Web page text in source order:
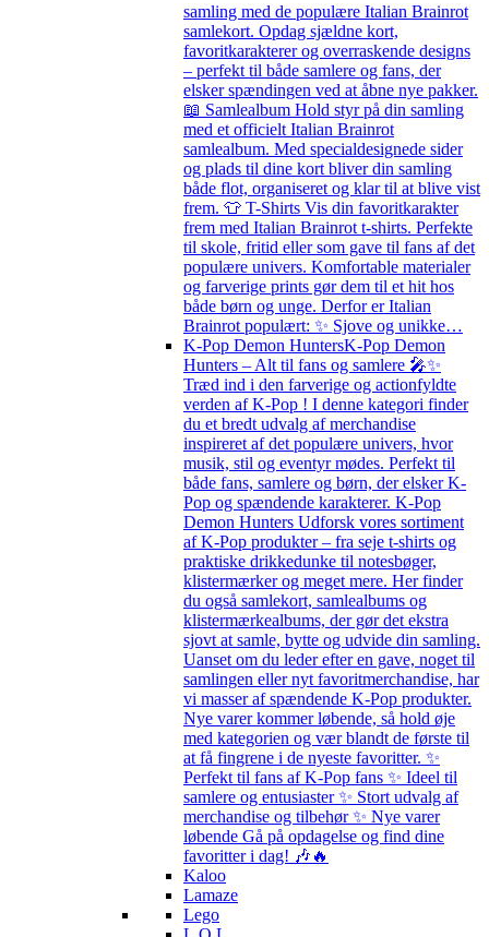
samling med de populære Italian Brainrot
samlekort. Opdag sjældne kort,
favoritkarakterer og overraskende designs
– perfekt til både samlere og fans, der
elsker spændingen ved at åbne nye pakker.
📖 Samlealbum Hold styr på din samling
med et officielt Italian Brainrot
samlealbum. Med specialdesignede sider
og plads til dine kort bliver din samling
både flot, organiseret og klar til at blive vist
frem. 👕 T-Shirts Vis din favoritkarakter
frem med Italian Brainrot t-shirts. Perfekte
til skole, fritid eller som gave til fans af det
populære univers. Komfortable materialer
og farverige prints gør dem til et hit hos
både børn og unge. Derfor er Italian
Brainrot populært: ✨ Sjove og unikke…
K-Pop Demon HuntersK-Pop Demon
Hunters – Alt til fans og samlere 🎤✨
Træd ind i den farverige og actionfyldte
verden af K-Pop ! I denne kategori finder
du et bredt udvalg af merchandise
inspireret af det populære univers, hvor
musik, stil og eventyr mødes. Perfekt til
både fans, samlere og børn, der elsker K-
Pop og spændende karakterer. K-Pop
Demon Hunters Udforsk vores sortiment
af K-Pop produkter – fra seje t-shirts og
praktiske drikkedunke til notesbøger,
klistermærker og meget mere. Her finder
du også samlekort, samlealbums og
klistermærkealbums, der gør det ekstra
sjovt at samle, bytte og udvide din samling.
Uanset om du leder efter en gave, noget til
samlingen eller nyt favoritmerchandise, har
vi masser af spændende K-Pop produkter.
Nye varer kommer løbende, så hold øje
med kategorien og vær blandt de første til
at få fingrene i de nyeste favoritter. ✨
Perfekt til fans af K-Pop fans ✨ Ideel til
samlere og entusiaster ✨ Stort udvalg af
merchandise og tilbehør ✨ Nye varer
løbende Gå på opdagelse og find dine
favoritter i dag! 🎶🔥
Kaloo
Lamaze
Lego